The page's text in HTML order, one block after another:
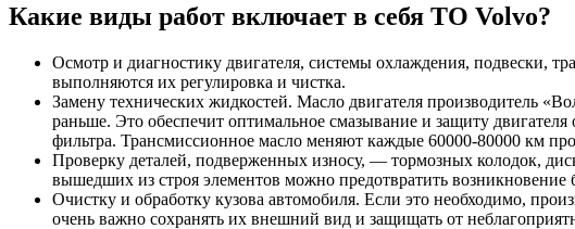
Какие виды работ включает в себя ТО Volvo?
Осмотр и диагностику двигателя, системы охлаждения, подвески,
выполняются их регулировка и чистка.
Замену технических жидкостей. Масло двигателя производитель
раньше. Это обеспечит оптимальное смазывание и защиту
фильтра. Трансмиссионное масло меняют каждые 60000-80000 км
Проверку деталей, подверженных износу, — тормозных колодок,
вышедших из строя элементов можно предотвратить
Очистку и обработку кузова автомобиля. Если это необходимо,
очень важно сохранять их внешний вид и защищать от